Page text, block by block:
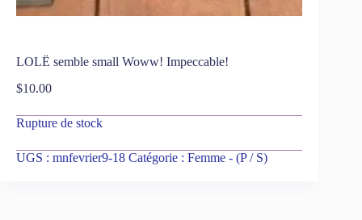
LOLË semble small Woww! Impeccable!
$10.00
Rupture de stock
UGS : mnfevrier9-18 Catégorie : Femme - (P / S)